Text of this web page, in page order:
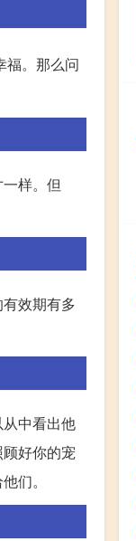
福。那么问
样。但
效期有多
中看出他
好你的宠
们。